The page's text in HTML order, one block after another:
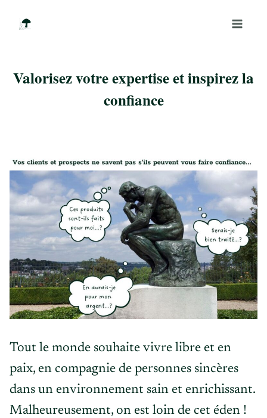
Valorisez votre expertise et inspirez la
confiance
Tout le monde souhaite vivre libre et en
paix, en compagnie de personnes sincères
dans un environnement sain et enrichissant.
Malheureusement, on est loin de cet éden !